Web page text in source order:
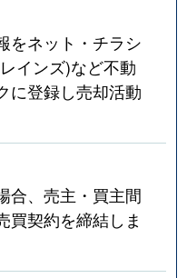
をネット・チラシ
インズ)など不動
に登録し売却活動
合、売主・買主間
買契約を締結しま